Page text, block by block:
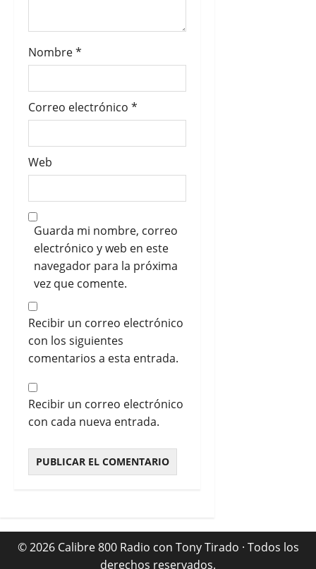
a
s
Nombre*
Correo electrónico *
Web
Guarda mi nombre, correo
electrónico y web en este
navegador para la próxima
vez que comente.
Recibir un correo electrónico
con los siguientes
comentarios a esta entrada.
Recibir un correo electrónico
con cada nueva entrada.
© 2026 Calibre 800 Radio con Tony Tirado · Todos los
derechos reservados.